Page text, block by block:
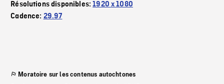
Résolutions disponibles:1920 x 1080
Cadence: 29.97
Moratoire sur les contenus autochtones